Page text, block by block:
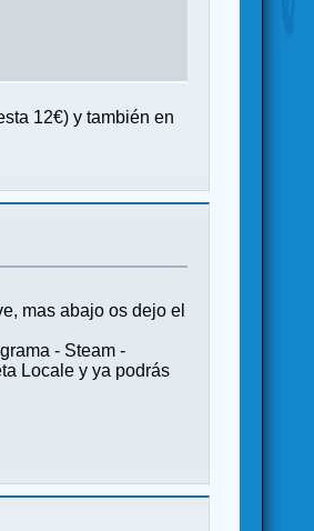
12€) y también en
mas abajo os dejo el
- Steam -
Locale y ya podrás